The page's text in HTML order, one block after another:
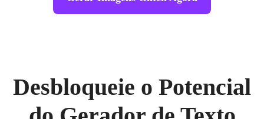
Desbloqueie o Potencial